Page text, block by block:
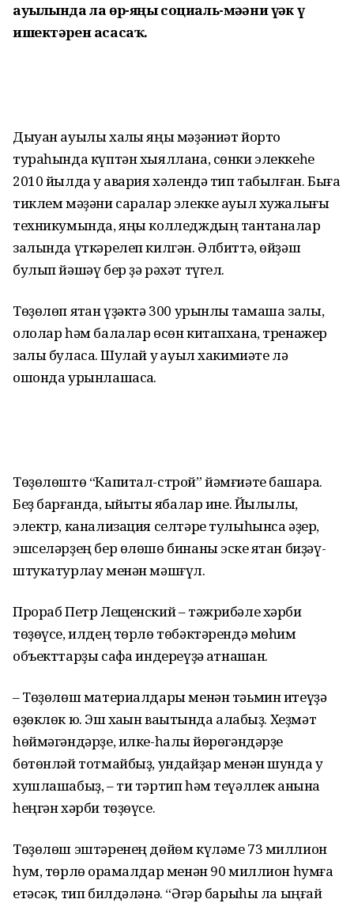
ауылында ла өр-яңы социаль-мәҙәни үҙәк үҙ
ишектәрен асасаҡ.
Дыуан ауылы халҡы яңы мәҙәниәт йорто
тураһында күптән хыяллана, сөн­ки элеккеһе
2010 йылда уҡ авария хә­лендә тип табылған. Быға
тиклем мә­ҙәни саралар элекке ауыл хужалығы
техникумында, яңы колледждың танта­налар
залында үткәрелеп килгән. Әлбиттә, өйҙәш
булып йәшәү бер ҙә рәхәт түгел.
Төҙөлөп ятҡан үҙәктә 300 урынлыҡ тамаша залы,
ололар һәм балалар өсөн китапхана, тренажер
залы була­саҡ. Шулай уҡ ауыл хакимиәте лә
ошонда урынлашасаҡ.
Төҙөлөштө “Капитал-строй” йәмғиәте башҡара.
Беҙ барғанда, ҡыйыҡты ябалар ине. Йылылыҡ,
электр, ка­на­лизация селтәре тулыһынса әҙер,
эш­селәрҙең бер өлөшө бинаны эске яҡ­тан биҙәү-
штукатурлау менән мәшғүл.
Прораб Петр Лещенский – тәжрибәле хәрби
төҙөүсе, илдең төрлө төбәктә­рендә мөһим
объекттарҙы сафҡа индереүҙә ҡатнашҡан.
– Төҙөлөш материалдары менән тәь­мин итеүҙә
өҙөклөк юҡ. Эш хаҡын ваҡы­тында алабыҙ. Хеҙмәт
һөймәгәндәрҙе, илке-һалҡы йөрөгәндәрҙе
бөтөнләй тотмайбыҙ, ундайҙар менән шунда уҡ
хушлашабыҙ, – ти тәртип һәм теүәллек ҡанына
һеңгән хәрби төҙөүсе.
Төҙөлөш эштәренең дөйөм күләме 73 миллион
һум, төрлө ҡорамалдар менән 90 миллион һумға
етәсәк, тип билдәләнә. “Әгәр барыһы ла ыңғай